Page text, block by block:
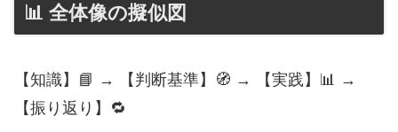
📊 全体像の擬似図
【知識】📘 → 【判断基準】🧭 → 【実践】📊 →
【振り返り】🔁